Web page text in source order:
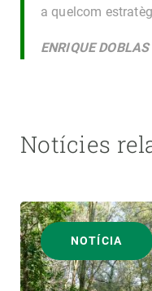
a quelcom
ENRIQUE DOBLAS
Notícies
NOTÍCIA